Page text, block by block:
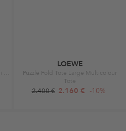
LOEWE
Puzzle Fold Tote Large Multicolour
Tote
2.400 € 2.160 € -10%